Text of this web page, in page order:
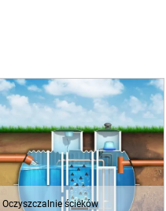
Oczyszczalnie ścieków